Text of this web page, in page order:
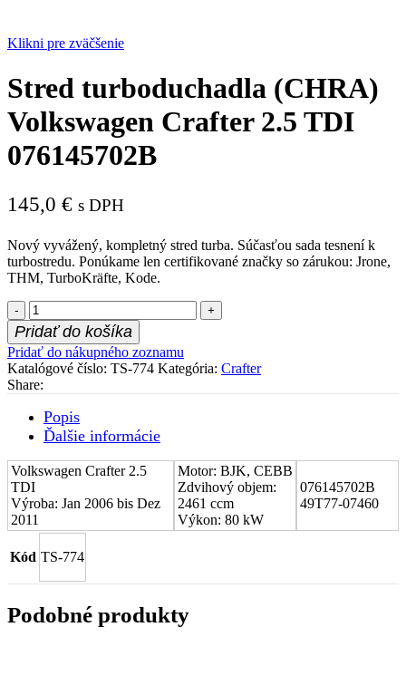
Klikni pre zväčšenie
Stred turboduchadla (CHRA)
Volkswagen Crafter 2.5 TDI
076145702B
145,0 € s DPH
Nový vyvážený, kompletný stred turba. Súčasťou sada tesnení k
turbostredu. Ponúkame len certifikované značky so zárukou: Jrone,
THM, TurboKräfte, Kode.
množstvo
Stred
turboduchadla
(CHRA)
Volkswagen
Crafter
TDI
076145702B
Pridať do košíka
Pridať do nákupného zoznamu
Katalógové číslo: TS-774 Kategória: Crafter
Share:
Popis
Ďalšie informácie
Volkswagen Crafter 2.5
TDI
Výroba: Jan 2006 bis Dez
2011
Motor: BJK, CEBB
Zdvihový objem:
2461 ccm
Výkon: 80 kW
076145702B
49T77-07460
Kód TS-774
Podobné produkty